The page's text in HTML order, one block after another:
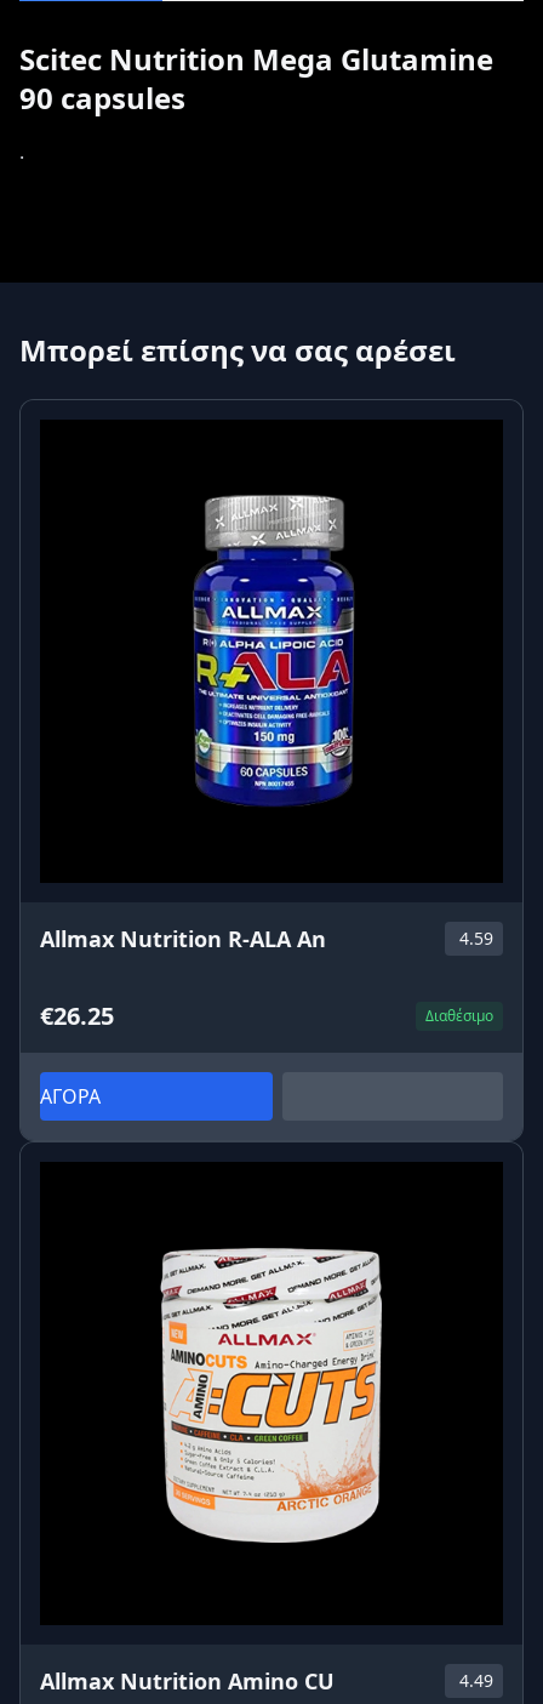
Scitec Nutrition Mega Glutamine
90 capsules
.
Μπορεί επίσης να σας αρέσει
Allmax Nutrition R-ALA An 4.59
€26.25 Διαθέσιμο
ΑΓΟΡΑ
Allmax Nutrition Amino CU 4.49